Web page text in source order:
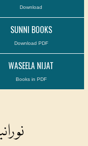
Download
SUNNI BOOKS
Download PDF
WASEELA NIJAT
Books in PDF